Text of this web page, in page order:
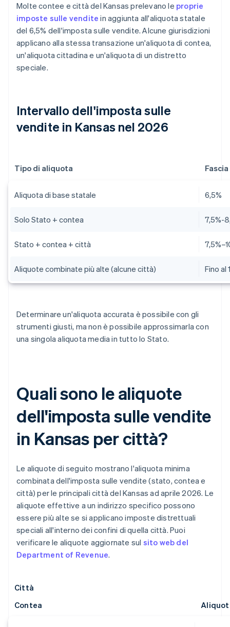
Molte contee e città del Kansas prelevano le proprie
imposte sulle vendite in aggiunta all'aliquota statale
del 6,5% dell'imposta sulle vendite. Alcune giurisdizioni
applicano alla stessa transazione un'aliquota di contea,
un'aliquota cittadina e un'aliquota di un distretto
speciale.
Intervallo dell'imposta sulle
vendite in Kansas nel 2026
Tipo di aliquota Fascia
Aliquota di base statale 6,5%
Solo Stato + contea 7,5%-
Stato + contea + città
Aliquote combinate più alte (alcune città) Fino al
Determinare un'aliquota accurata è possibile con gli
strumenti giusti, ma non è possibile approssimarla con
una singola aliquota media in tutto lo Stato.
Quali sono le aliquote
dell'imposta sulle vendite
in Kansas per città?
Le aliquote di seguito mostrano l'aliquota minima
combinata dell'imposta sulle vendite (stato, contea e
città) per le principali città del Kansas ad aprile 2026. Le
aliquote effettive a un indirizzo specifico possono
essere più alte se si applicano imposte distrettuali
speciali all'interno dei confini di quella città. Puoi
verificare le aliquote aggiornate sul sito web del
Department of Revenue.
Città
Contea